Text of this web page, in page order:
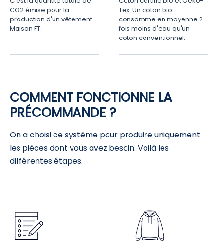
CO2 émise pour la
production d'un vêtement
Maison FT.
Tex. Un coton bio
consomme en moyenne 2
fois moins d'eau qu'un
coton conventionnel.
COMMENT FONCTIONNE LA
PRÉCOMMANDE ?
On a choisi ce système pour produire uniquement
les pièces dont vous avez besoin. Voilà les
différentes étapes.